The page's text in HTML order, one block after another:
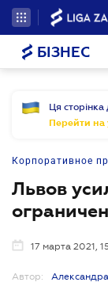
БІЗНЕС
Ця
Перейти на
Корпоративное
Львов
17 марта 2021,
Автор: